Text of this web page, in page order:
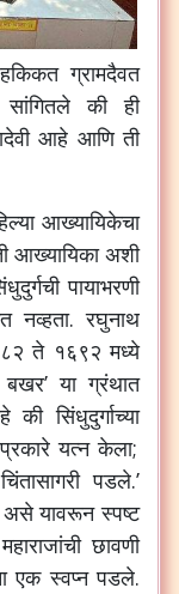
हकिकत ग्रामदैवत
सांगितले की ही
आहे आणि ती
आख्यायिकेचा
आख्यायिका अशी
पायाभरणी
नव्हता.रघुनाथ
ते १६९२ मध्ये
बखर’या ग्रंथात
की सिंधुदुर्गाच्या
यत्न केला;
चिंतासागरी पडले.’
असे यावरून स्पष्ट
महाराजांची छावणी
एक स्वप्न पडले.